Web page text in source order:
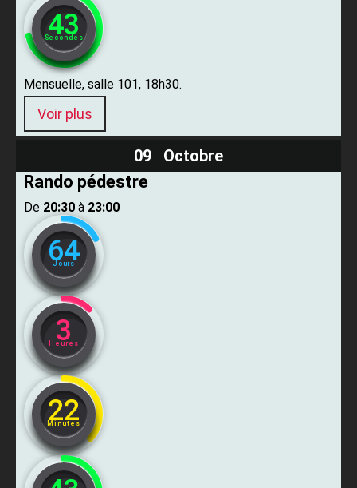
42
Secondes
Mensuelle, salle 101, 18h30.
Voir plus
09 Octobre
Rando pédestre
De ​ 20:30 ​ à ​ 23:00
64
Jours
3
Heures
22
Minutes